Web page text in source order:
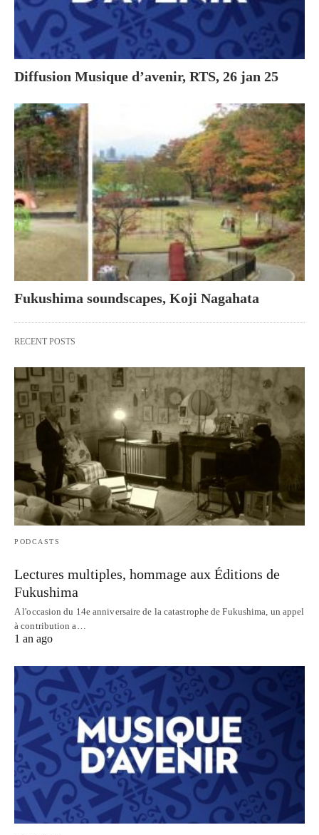
Diffusion Musique d’avenir, RTS, 26 jan 25
Fukushima soundscapes, Koji Nagahata
RECENT POSTS
PODCASTS
Lectures multiples, hommage aux Éditions de
Fukushima
A l'occasion du 14e anniversaire de la catastrophe de Fukushima, un appel
à contribution a…
1 an ago